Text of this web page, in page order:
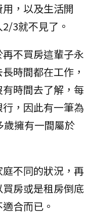
，以及生活開
3就不見了。
不買房這輩子永
時間都在工作，
時間去了解，每
，因此有一筆為
擁有一間屬於
不同的狀況，再
房或是租房倒底
合而已。